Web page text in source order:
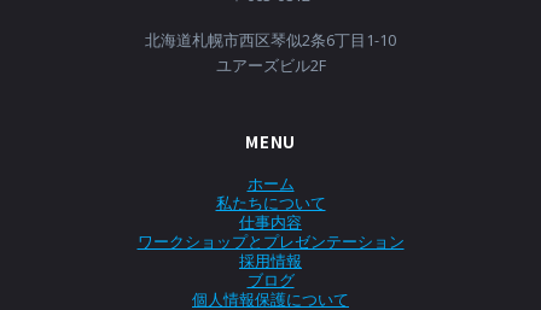
北海道札幌市西区琴似2条6丁目1-10
ユアーズビル2F
MENU
ホーム
私たちについて
仕事内容
ワークショップとプレゼンテーション
採用情報
ブログ
個人情報保護について